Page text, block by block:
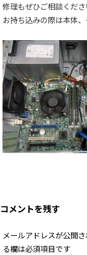
修理もぜひご相談くださ
お持ち込みの際は本体
コメントを残す
メールアドレスが公開
る欄は必須項目です